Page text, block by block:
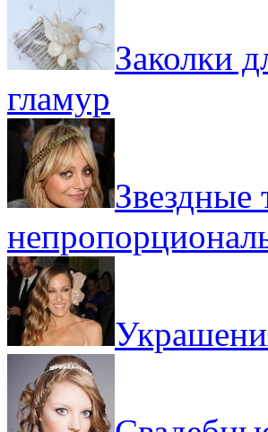
Заколки
гламур
Звездные